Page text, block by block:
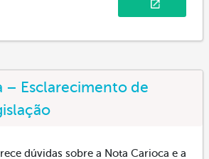
– Esclarecimento de
dúvidas sobre a Nota Carioca e a